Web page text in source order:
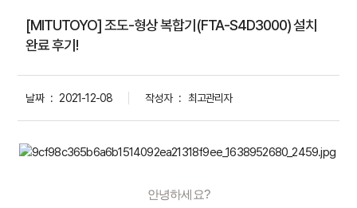
[MITUTOYO] 조도-형상 복합기(FTA-S4D3000) 설치
완료 후기!
날짜 : 2021-12-08 작성자 : 최고관리자
안녕하세요?